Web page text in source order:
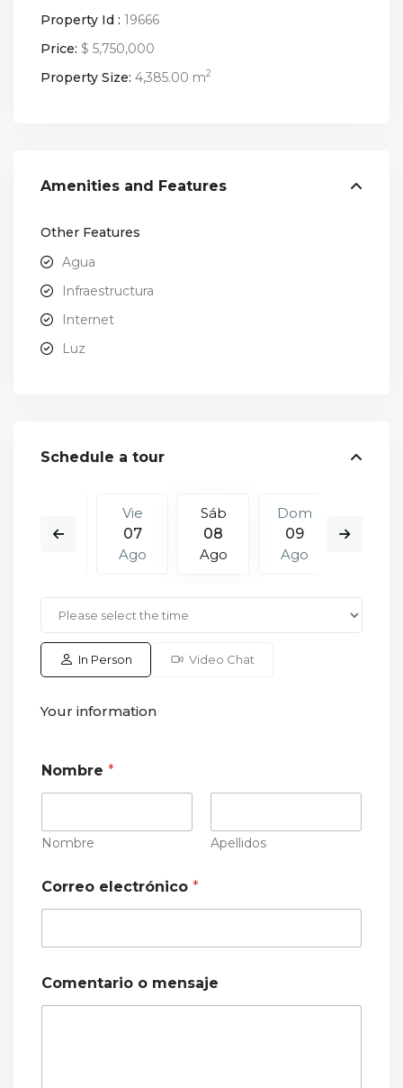
Property Id : 19666
Price: $ 5,750,000
Property Size: 4,385.00 m2
Amenities and Features
Other Features
Agua
Infraestructura
Internet
Luz
Schedule a tour
16
Vie
07
Ago
Sáb
08
Ago
Dom
09
Ago
In Person Video Chat
Your information
Nombre*
Nombre Apellidos
Correo electrónico*
Comentario o mensaje